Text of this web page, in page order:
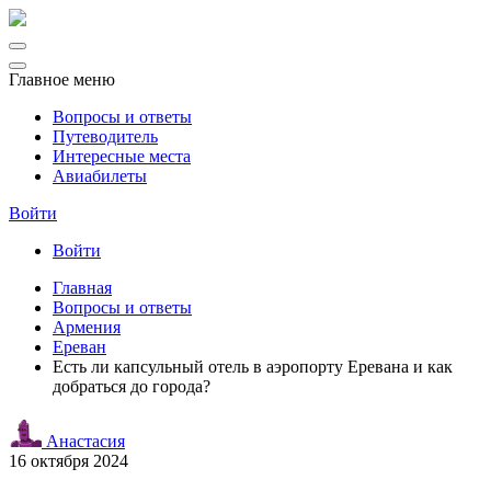
Главное меню
Вопросы и ответы
Путеводитель
Интересные места
Авиабилеты
Войти
Войти
Главная
Вопросы и ответы
Армения
Ереван
Есть ли капсульный отель в аэропорту Еревана и как
добраться до города?
Анастасия
16 октября 2024